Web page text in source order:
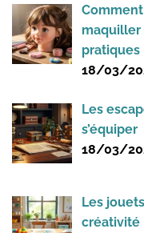
maquiller
pratiques
18/03/
Les
s’équiper
18/03/
Les
créativité